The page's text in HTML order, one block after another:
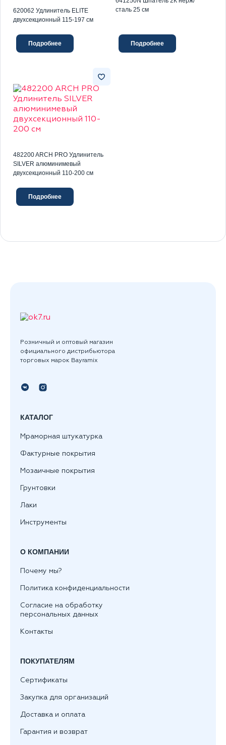
620062 Удлинитель ELITE
двухсекционный 115-197 см
Подробнее
сталь 25 см
Подробнее
482200 ARCH PRO Удлинитель
SILVER алюминимевый
двухсекционный 110-200 см
Подробнее
Розничный и оптовый магазин
официального дистрибьютора
торговых марок Bayramix
КАТАЛОГ
Мраморная штукатурка
Фактурные покрытия
Мозаичные покрытия
Грунтовки
Лаки
Инструменты
О КОМПАНИИ
Почему мы?
Политика конфиденциальности
Согласие на обработку
персональных данных
Контакты
ПОКУПАТЕЛЯМ
Сертификаты
Закупка для организаций
Доставка и оплата
Гарантия и возврат